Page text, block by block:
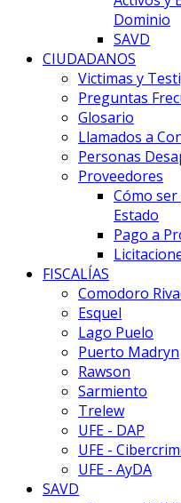
Dominio
SAVD
CIUDADANOS
Victimas y
Preguntas
Glosario
Llamados a
Personas
Proveedores
Cómo
Estado
Pago a
FISCALÍAS
Comodoro
Esquel
Lago Puelo
Puerto Madryn
Rawson
Sarmiento
Trelew
UFE - DAP
UFE -
UFE - AyDA
SAVD